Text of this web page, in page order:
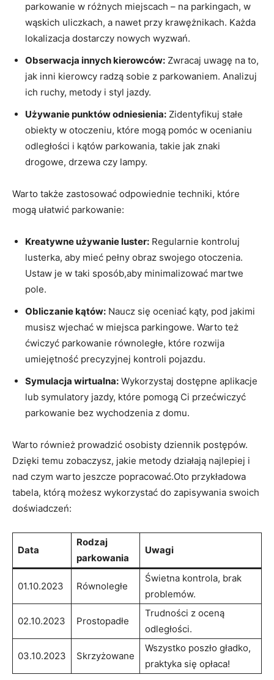
parkowanie w różnych miejscach – na parkingach, w
wąskich uliczkach, a nawet przy krawężnikach. Każda
lokalizacja dostarczy nowych wyzwań.
Obserwacja innych kierowców: Zwracaj uwagę na to,
jak inni kierowcy radzą sobie z parkowaniem. Analizuj
ich ruchy, metody i styl jazdy.
Używanie punktów odniesienia: Zidentyfikuj stałe
obiekty w otoczeniu, które mogą pomóc w ocenianiu
odległości i kątów parkowania, takie jak znaki
drogowe, drzewa czy lampy.
Warto także zastosować odpowiednie techniki, które
mogą ułatwić parkowanie:
Kreatywne używanie luster: Regularnie kontroluj
lusterka, aby mieć pełny obraz swojego otoczenia.
Ustaw je w taki sposób,aby minimalizować martwe
pole.
Obliczanie kątów: Naucz się oceniać kąty, pod jakimi
musisz wjechać w miejsca parkingowe. Warto też
ćwiczyć parkowanie równoległe, które rozwija
umiejętność precyzyjnej kontroli pojazdu.
Symulacja wirtualna: Wykorzystaj dostępne aplikacje
lub symulatory jazdy, które pomogą Ci przećwiczyć
parkowanie bez wychodzenia z domu.
Warto również prowadzić osobisty dziennik postępów.
Dzięki temu zobaczysz, jakie metody działają najlepiej i
nad czym warto jeszcze popracować.Oto przykładowa
tabela, którą możesz wykorzystać do zapisywania swoich
doświadczeń:
Data
Rodzaj
parkowania
Uwagi
01.10.2023 Równoległe
Świetna kontrola, brak
problemów.
02.10.2023 Prostopadłe
Trudności z oceną
odległości.
03.10.2023 Skrzyżowane
Wszystko poszło gładko,
praktyka się opłaca!